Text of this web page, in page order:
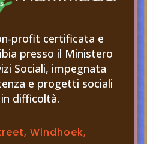
profit certificata e
presso il Ministero
Sociali, impegnata
e progetti sociali
difficoltà.
Windhoek,